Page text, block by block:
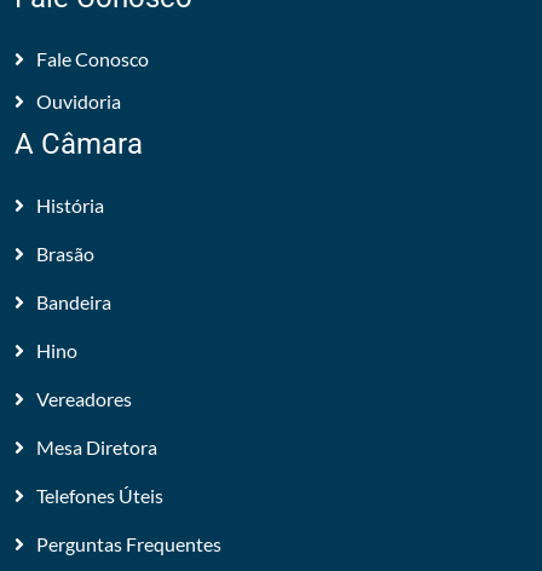
Fale Conosco
Ouvidoria
A Câmara
História
Brasão
Bandeira
Hino
Vereadores
Mesa Diretora
Telefones Úteis
Perguntas Frequentes